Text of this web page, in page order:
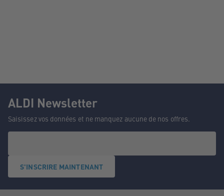
ALDI Newsletter
Saisissez vos données et ne manquez aucune de nos offres.
S'INSCRIRE MAINTENANT